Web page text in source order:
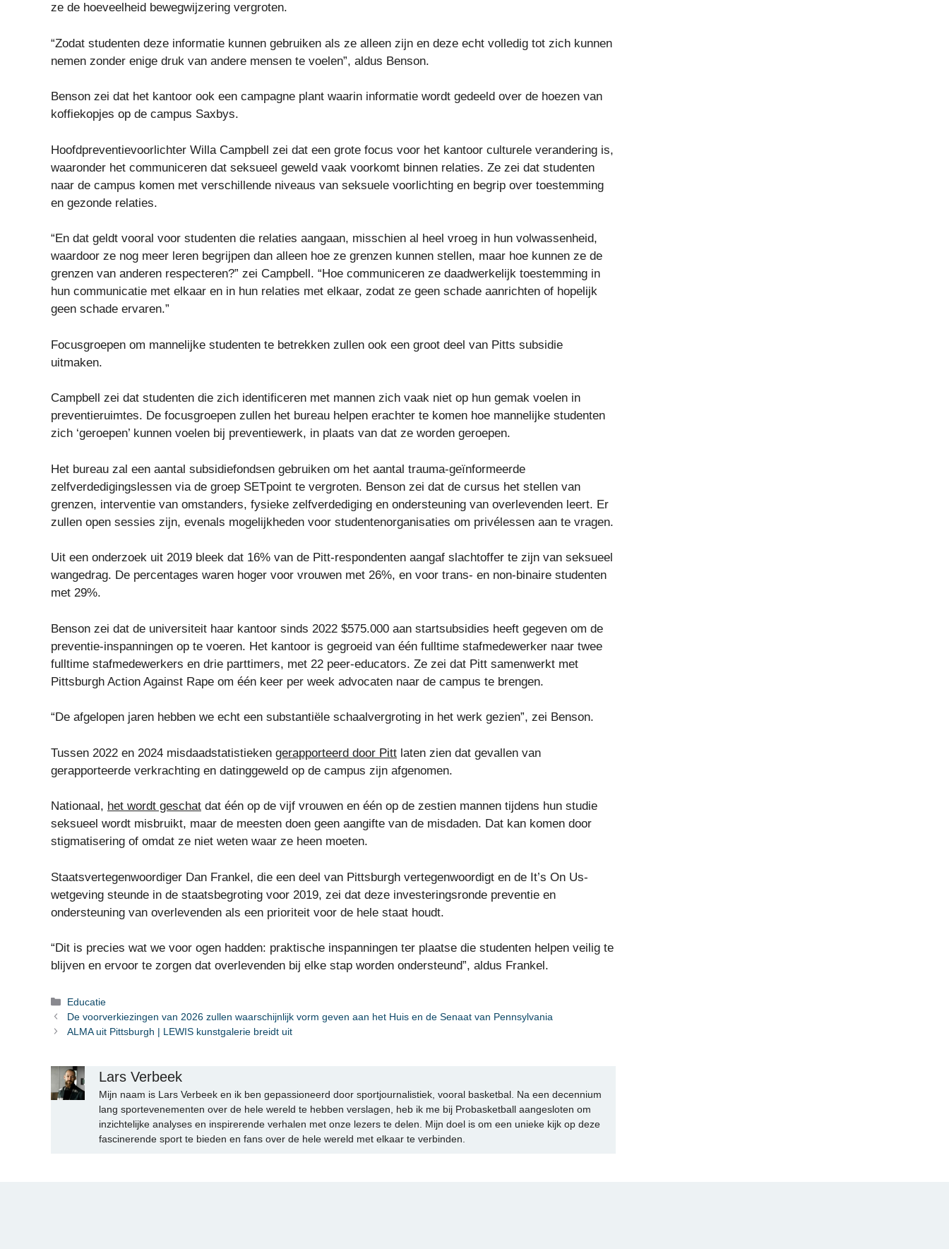
ze de hoeveelheid bewegwijzering vergroten.
“Zodat studenten deze informatie kunnen gebruiken als ze alleen zijn en deze echt volledig tot zich kunnen
nemen zonder enige druk van andere mensen te voelen”, aldus Benson.
Benson zei dat het kantoor ook een campagne plant waarin informatie wordt gedeeld over de hoezen van
koffiekopjes op de campus Saxbys.
Hoofdpreventievoorlichter Willa Campbell zei dat een grote focus voor het kantoor culturele verandering is,
waaronder het communiceren dat seksueel geweld vaak voorkomt binnen relaties. Ze zei dat studenten
naar de campus komen met verschillende niveaus van seksuele voorlichting en begrip over toestemming
en gezonde relaties.
“En dat geldt vooral voor studenten die relaties aangaan, misschien al heel vroeg in hun volwassenheid,
waardoor ze nog meer leren begrijpen dan alleen hoe ze grenzen kunnen stellen, maar hoe kunnen ze de
grenzen van anderen respecteren?” zei Campbell. “Hoe communiceren ze daadwerkelijk toestemming in
hun communicatie met elkaar en in hun relaties met elkaar, zodat ze geen schade aanrichten of hopelijk
geen schade ervaren.”
Focusgroepen om mannelijke studenten te betrekken zullen ook een groot deel van Pitts subsidie ​​
uitmaken.
Campbell zei dat studenten die zich identificeren met mannen zich vaak niet op hun gemak voelen in
preventieruimtes. De focusgroepen zullen het bureau helpen erachter te komen hoe mannelijke studenten
zich ‘geroepen’ kunnen voelen bij preventiewerk, in plaats van dat ze worden geroepen.
Het bureau zal een aantal subsidiefondsen gebruiken om het aantal trauma-geïnformeerde
zelfverdedigingslessen via de groep SETpoint te vergroten. Benson zei dat de cursus het stellen van
grenzen, interventie van omstanders, fysieke zelfverdediging en ondersteuning van overlevenden leert. Er
zullen open sessies zijn, evenals mogelijkheden voor studentenorganisaties om privélessen aan te vragen.
Uit een onderzoek uit 2019 bleek dat 16% van de Pitt-respondenten aangaf slachtoffer te zijn van seksueel
wangedrag. De percentages waren hoger voor vrouwen met 26%, en voor trans- en non-binaire studenten
met 29%.
Benson zei dat de universiteit haar kantoor sinds 2022 $575.000 aan startsubsidies heeft gegeven om de
preventie-inspanningen op te voeren. Het kantoor is gegroeid van één fulltime stafmedewerker naar twee
fulltime stafmedewerkers en drie parttimers, met 22 peer-educators. Ze zei dat Pitt samenwerkt met
Pittsburgh Action Against Rape om één keer per week advocaten naar de campus te brengen.
“De afgelopen jaren hebben we echt een substantiële schaalvergroting in het werk gezien”, zei Benson.
Tussen 2022 en 2024 misdaadstatistieken gerapporteerd door Pitt laten zien dat gevallen van
gerapporteerde verkrachting en datinggeweld op de campus zijn afgenomen.
Nationaal, het wordt geschat dat één op de vijf vrouwen en één op de zestien mannen tijdens hun studie
seksueel wordt misbruikt, maar de meesten doen geen aangifte van de misdaden. Dat kan komen door
stigmatisering of omdat ze niet weten waar ze heen moeten.
Staatsvertegenwoordiger Dan Frankel, die een deel van Pittsburgh vertegenwoordigt en de It’s On Us-
wetgeving steunde in de staatsbegroting voor 2019, zei dat deze investeringsronde preventie en
ondersteuning van overlevenden als een prioriteit voor de hele staat houdt.
“Dit is precies wat we voor ogen hadden: praktische inspanningen ter plaatse die studenten helpen veilig te
blijven en ervoor te zorgen dat overlevenden bij elke stap worden ondersteund”, aldus Frankel.
Categorieën
Educatie
De voorverkiezingen van 2026 zullen waarschijnlijk vorm geven aan het Huis en de Senaat van Pennsylvania
ALMA uit Pittsburgh | LEWIS kunstgalerie breidt uit
Lars Verbeek
Mijn naam is Lars Verbeek en ik ben gepassioneerd door sportjournalistiek, vooral basketbal. Na een decennium
lang sportevenementen over de hele wereld te hebben verslagen, heb ik me bij Probasketball aangesloten om
inzichtelijke analyses en inspirerende verhalen met onze lezers te delen. Mijn doel is om een unieke kijk op deze
fascinerende sport te bieden en fans over de hele wereld met elkaar te verbinden.